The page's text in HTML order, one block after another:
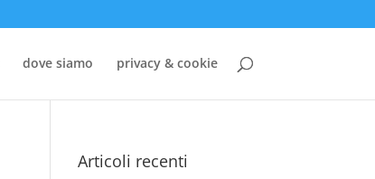
dove siamo privacy & cookie
Articoli recenti